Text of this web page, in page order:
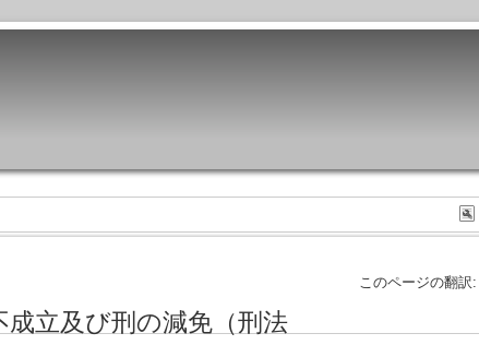
このページの翻訳:
立及び刑の減免（刑法